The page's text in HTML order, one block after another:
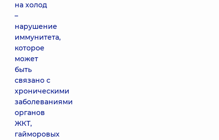
на холод
–
нарушение
иммунитета,
которое
может
быть
связано с
хроническими
заболеваниями
органов
ЖКТ,
гайморовых